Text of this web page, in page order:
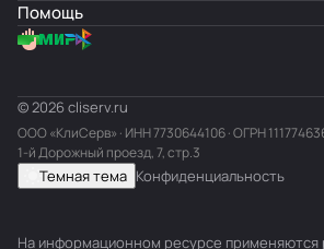
Помощь
© 2026 cliserv.ru
ООО «КлиСерв» · ИНН7730644106· ОГРН
1-й Дорожный проезд, 7, стр.3
Темная тема Конфиденциальность
На информационном ресурсе применяются